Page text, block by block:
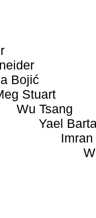
Bojić
Stuart
Wu Tsang
Yael